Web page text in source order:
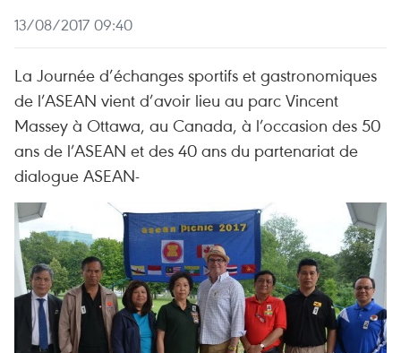
13/08/2017 09:40
La Journée d’échanges sportifs et gastronomiques
de l’ASEAN vient d’avoir lieu au parc Vincent
Massey à Ottawa, au Canada, à l’occasion des 50
ans de l’ASEAN et des 40 ans du partenariat de
dialogue ASEAN-